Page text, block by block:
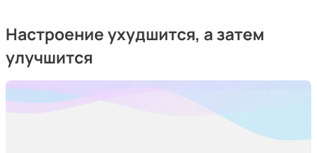
Настроение ухудшится, а затем
улучшится